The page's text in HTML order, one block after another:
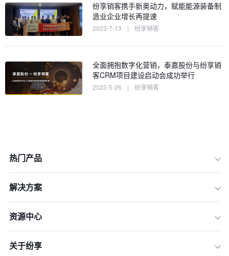
纷享销客携手新奥动力，赋能能源装备制
造业企业增长再提速
2023-7-13 | 纷享销客
全面拥抱数字化营销，泰嘉股份与纷享销
客CRM项目建设启动会成功举行
2023-5-26 | 纷享销客
热门产品
解决方案
资源中心
关于纷享